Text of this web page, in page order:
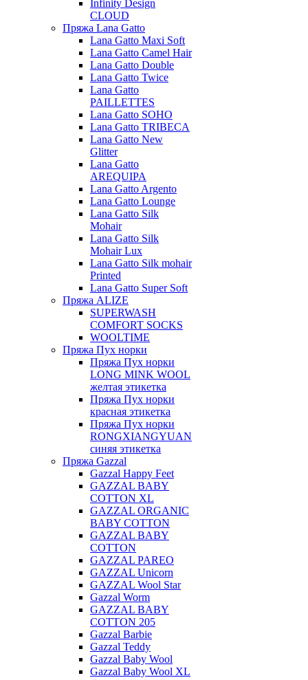
Infinity Design
CLOUD
Пряжа Lana Gatto
Lana Gatto Maxi Soft
Lana Gatto Camel Hair
Lana Gatto Double
Lana Gatto Twice
Lana Gatto
PAILLETTES
Lana Gatto SOHO
Lana Gatto TRIBECA
Lana Gatto New
Glitter
Lana Gatto
AREQUIPA
Lana Gatto Argento
Lana Gatto Lounge
Lana Gatto Silk
Mohair
Lana Gatto Silk
Mohair Lux
Lana Gatto Silk mohair
Printed
Lana Gatto Super Soft
Пряжа ALIZE
SUPERWASH
COMFORT SOCKS
WOOLTIME
Пряжа Пух норки
Пряжа Пух норки
LONG MINK WOOL
желтая этикетка
Пряжа Пух норки
красная этикетка
Пряжа Пух норки
RONGXIANGYUAN
синяя этикетка
Пряжа Gazzal
Gazzal Happy Feet
GAZZAL BABY
COTTON XL
GAZZAL ORGANIC
BABY COTTON
GAZZAL BABY
COTTON
GAZZAL PAREO
GAZZAL Unicorn
GAZZAL Wool Star
Gazzal Worm
GAZZAL BABY
COTTON 205
Gazzal Barbie
Gazzal Teddy
Gazzal Baby Wool
Gazzal Baby Wool XL